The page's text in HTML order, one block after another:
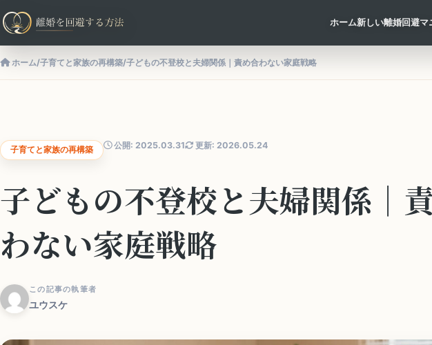
ホーム新しい離婚回避マ
ホーム/子育てと家族の再構築/子どもの不登校と夫婦関係｜責め合わない家庭戦略
子育てと家族の再構築 公開: 2025.03.31 更新: 2026.05.24
子どもの不登校と夫婦関係｜
わない家庭戦略
この記事の執筆者
ユウスケ